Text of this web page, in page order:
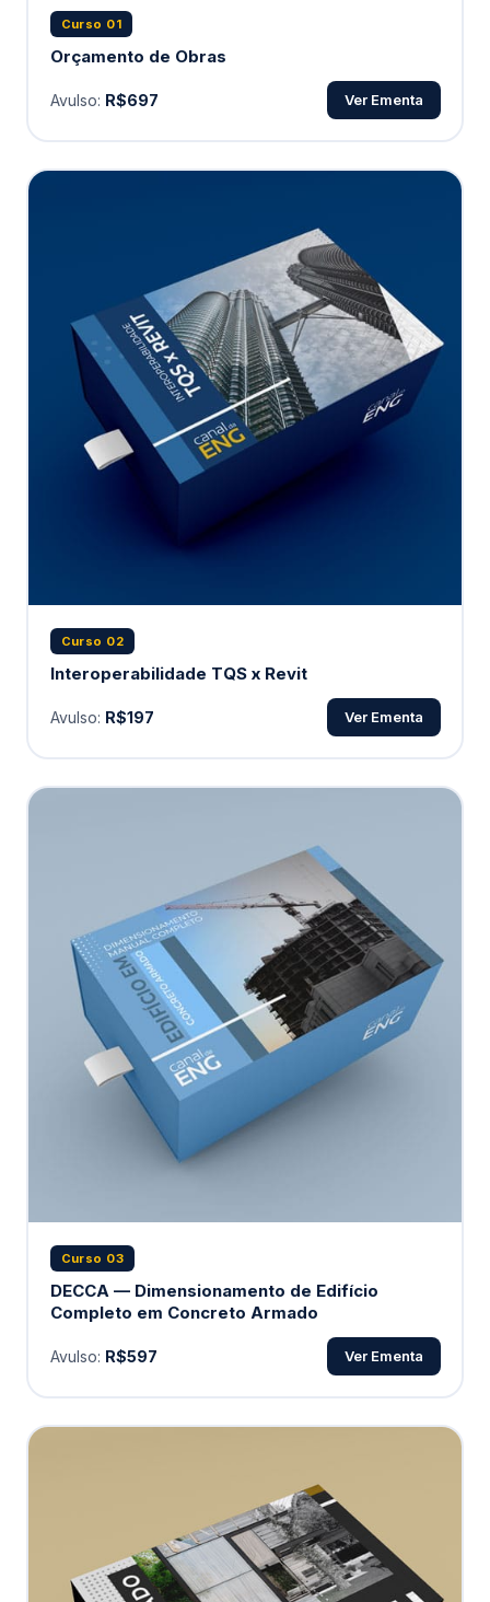
Curso 01
Orçamento de Obras
Avulso: R$697 Ver Ementa
Curso 02
Interoperabilidade TQS x Revit
Avulso: R$197 Ver Ementa
Curso 03
DECCA — Dimensionamento de Edifício
Completo em Concreto Armado
Avulso: R$597 Ver Ementa